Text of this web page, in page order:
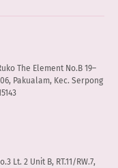
The Element No.B 19–
Pakualam, Kec. Serpong
Lt. 2 Unit B, RT.11/RW.7,